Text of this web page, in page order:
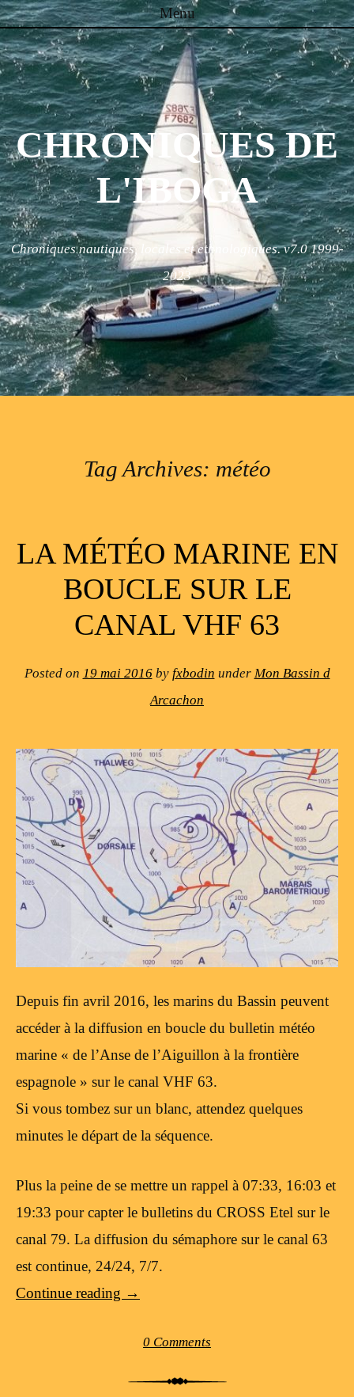
Menu
Skip to content
CHRONIQUES DE
L'IBOGA
Chroniques nautiques, locales et ethnologiques. v7.0 1999-
2023
Tag Archives: météo
LA MÉTÉO MARINE EN
BOUCLE SUR LE
CANAL VHF 63
Posted on 19 mai 2016by fxbodin under Mon Bassin d
Arcachon
Depuis fin avril 2016, les marins du Bassin peuvent
accéder à la diffusion en boucle du bulletin météo
marine « de l’Anse de l’Aiguillon à la frontière
espagnole » sur le canal VHF 63.
Si vous tombez sur un blanc, attendez quelques
minutes le départ de la séquence.
Plus la peine de se mettre un rappel à 07:33, 16:03 et
19:33 pour capter le bulletins du CROSS Etel sur le
canal 79. La diffusion du sémaphore sur le canal 63
est continue, 24/24, 7/7.
Continue reading →
0 Comments